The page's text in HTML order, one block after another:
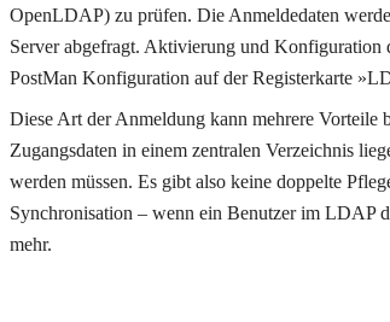
OpenLDAP) zu prüfen. Die Anmeldedaten
Server abgefragt. Aktivierung und Konfiguration
PostMan Konfiguration auf der Registerkarte
Diese Art der Anmeldung kann mehrere
Zugangsdaten in einem zentralen Verzeichnis
werden müssen. Es gibt also keine doppelte
Synchronisation – wenn ein Benutzer im LDAP
mehr.